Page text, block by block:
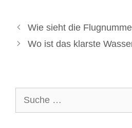
Wie sieht die
Wo ist das klarste
nach: